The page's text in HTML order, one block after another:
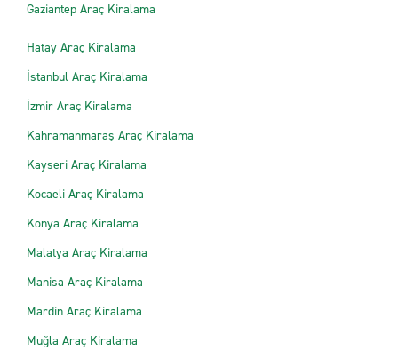
Gaziantep Araç Kiralama
Hatay Araç Kiralama
İstanbul Araç Kiralama
İzmir Araç Kiralama
Kahramanmaraş Araç Kiralama
Kayseri Araç Kiralama
Kocaeli Araç Kiralama
Konya Araç Kiralama
Malatya Araç Kiralama
Manisa Araç Kiralama
Mardin Araç Kiralama
Muğla Araç Kiralama